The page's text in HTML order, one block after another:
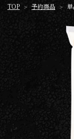
TOP 予約商品